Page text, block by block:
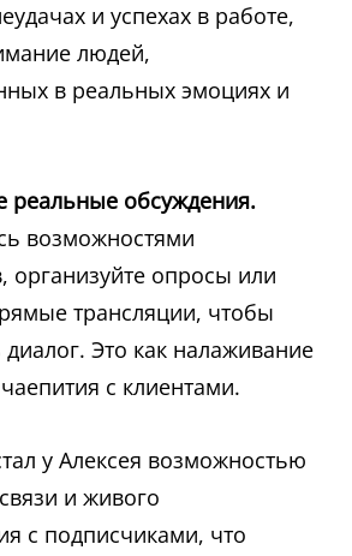
и успехах в работе,
людей,
в реальных эмоциях и
реальные обсуждения.
возможностями
организуйте опросы или
трансляции, чтобы
Это как налаживание
с клиентами.
у Алексея возможностью
и живого
с подписчиками, что